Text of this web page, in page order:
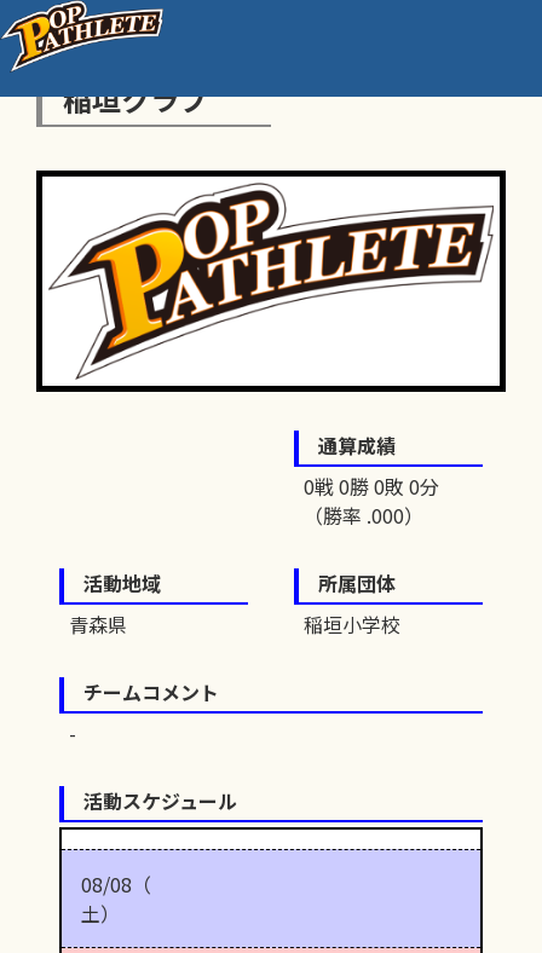
稲垣クラブ
通算成績
0戦 0勝 0敗 0分
（勝率 .000）
活動地域
青森県
所属団体
稲垣小学校
チームコメント
活動スケジュール
08/08（
土）